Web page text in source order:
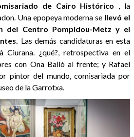
de Cairo Histórico , la
Una epopeya moderna se llevó el
del Centro Pompidou-Metz y el
Las demás candidaturas en esta
Ciurana. ¿qué?, retrospectiva en el
con Ona Balló al frente; y Rafael
pintor del mundo, comisariada por
de la Garrotxa.